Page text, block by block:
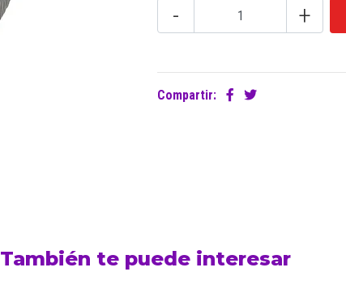
- +
Compartir:
También te puede interesar